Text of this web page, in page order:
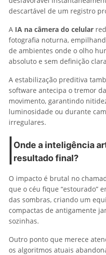
descartável de um registro
A IA na câmera do celular
fotografia noturna,
de ambientes onde o olho
absoluto e sem definição
A estabilização preditiva
software antecipa o tremor
movimento, garantindo
luminosidade ou durante
irregulares.
Onde a inteligência
resultado final?
O impacto é brutal no
que o céu fique “estourado”
das sombras, criando um
compactas de antigamente
sozinhas.
Outro ponto que merece
os algoritmos atuais